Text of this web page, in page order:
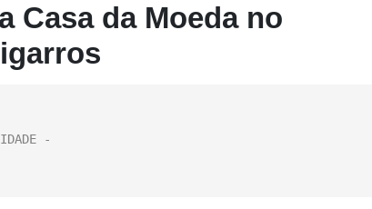
Casa da Moeda no